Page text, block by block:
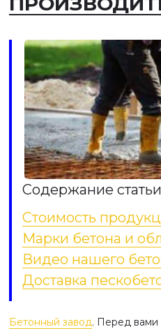
Содержание
Стоимость
Марки бетона и
Видео нашего
Доставка
Бетонный завод. Перед вами